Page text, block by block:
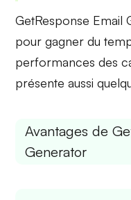
GetResponse Email
pourgagner du
performances des
présente aussi
Avantages de
Generator